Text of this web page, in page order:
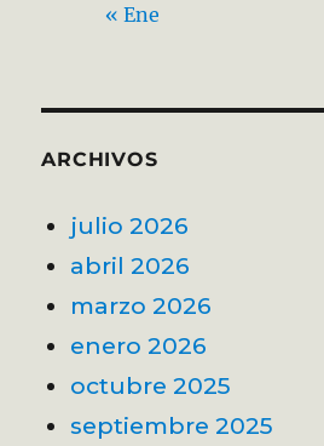
« Ene
ARCHIVOS
julio 2026
abril 2026
marzo 2026
enero 2026
octubre 2025
septiembre 2025